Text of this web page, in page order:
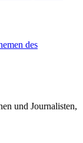
des
und Journalisten,